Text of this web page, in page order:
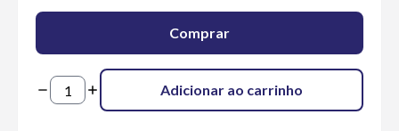
Comprar
Adicionar ao carrinho